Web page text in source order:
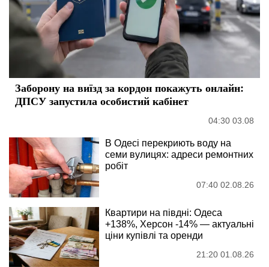
Заборону на виїзд за кордон покажуть онлайн:
ДПСУ запустила особистий кабінет
04:30 03.08
В Одесі перекриють воду на
семи вулицях: адреси ремонтних
робіт
07:40 02.08.26
Квартири на півдні: Одеса
+138%, Херсон -14% — актуальні
ціни купівлі та оренди
21:20 01.08.26